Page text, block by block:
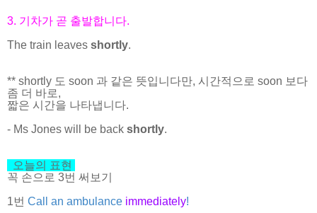
3. 기차가 곧 출발합니다.
The train leaves shortly.
** shortly 도 soon 과 같은 뜻입니다만, 시간적으로 soon 보다
좀 더 바로,
짧은 시간을 나타냅니다.
- Ms Jones will be back shortly.
오늘의 표현
꼭 손으로 3번 써보기
1번 Call an ambulance immediately!